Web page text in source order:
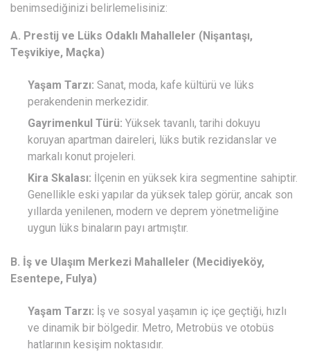
benimsediğinizi belirlemelisiniz:
A. Prestij ve Lüks Odaklı Mahalleler (Nişantaşı,
Teşvikiye, Maçka)
Yaşam Tarzı: Sanat, moda, kafe kültürü ve lüks
perakendenin merkezidir.
Gayrimenkul Türü: Yüksek tavanlı, tarihi dokuyu
koruyan apartman daireleri, lüks butik rezidanslar ve
markalı konut projeleri.
Kira Skalası: İlçenin en yüksek kira segmentine sahiptir.
Genellikle eski yapılar da yüksek talep görür, ancak son
yıllarda yenilenen, modern ve deprem yönetmeliğine
uygun lüks binaların payı artmıştır.
B. İş ve Ulaşım Merkezi Mahalleler (Mecidiyeköy,
Esentepe, Fulya)
Yaşam Tarzı: İş ve sosyal yaşamın iç içe geçtiği, hızlı
ve dinamik bir bölgedir. Metro, Metrobüs ve otobüs
hatlarının kesişim noktasıdır.